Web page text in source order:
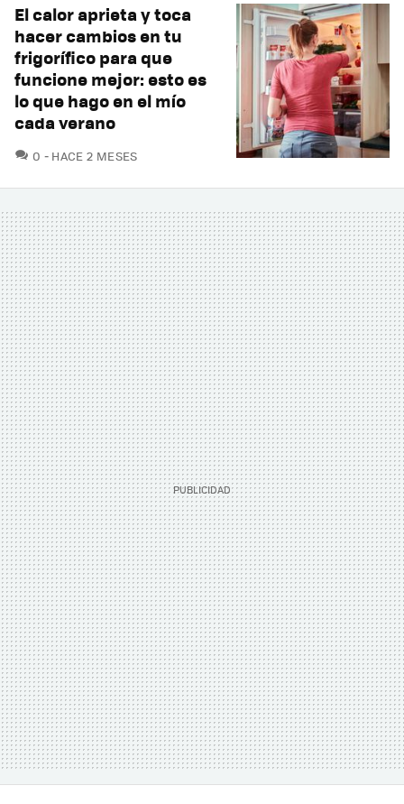
El calor aprieta y toca
hacer cambios en tu
frigorífico para que
funcione mejor: esto es
lo que hago en el mío
cada verano
0 COMENTARIOS
HACE 2 MESES